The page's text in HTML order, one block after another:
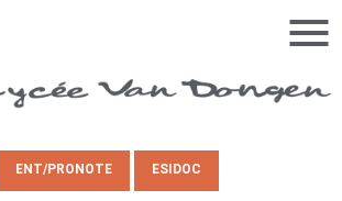
ENT/PRONOTE ESIDOC